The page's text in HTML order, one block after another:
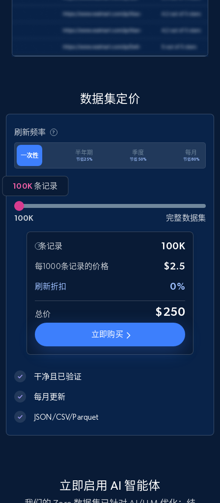
URL, Product id, Title, Product description,
1.3K+
Amazon Walmart
URL, Title amazon, Seller name amazon, Brand
amazon, Description amazon, Initial price
amazon, Currency amazon, Availability amazon,
and more.
1.2K+ 立即购买
Zara - Products
Category id, Product id, Product name, Price,
more.
eCommerce
Best Buy products
数据集定价
刷新频率
一次性 半年期
节省25%
季度
节省50%
每月
节省80%
100K条记录
100K 完整数据集
条记录 100K
每1000条记录的价格 $2.5
刷新折扣 0%
总价 $250
立即购买
干净且已验证
每月更新
JSON/CSV/Parquet
立即启用 AI 智能体